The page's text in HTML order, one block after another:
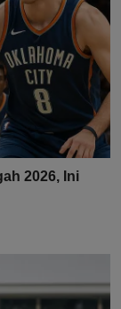
2026, Ini